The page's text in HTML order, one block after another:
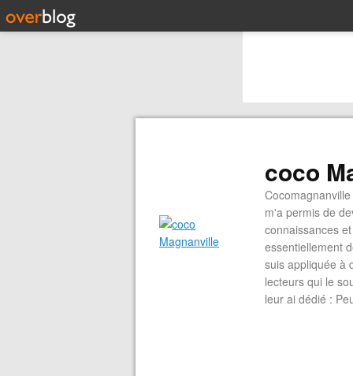
coco
m'a permis de
connaissances
essentiellement
suis appliquée à
lecteurs qui le
leur ai dédié :